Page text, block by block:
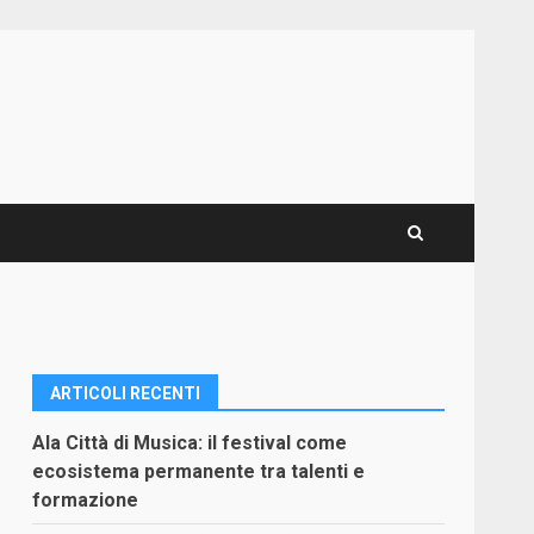
ARTICOLI RECENTI
Ala Città di Musica: il festival come
ecosistema permanente tra talenti e
formazione